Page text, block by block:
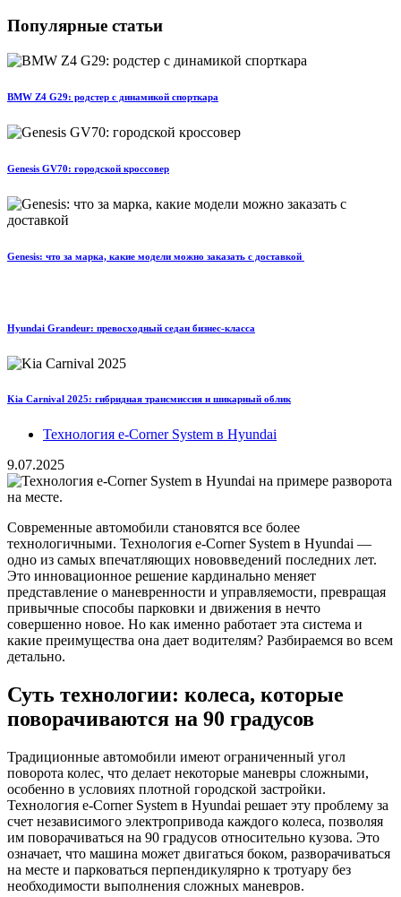
Популярные статьи
BMW Z4 G29: родстер с динамикой спорткара
Genesis GV70: городской кроссовер
Genesis: что за марка, какие модели можно заказать с доставкой
Hyundai Grandeur: превосходный седан бизнес-класса
Kia Carnival 2025: гибридная трансмиссия и шикарный облик
Технология e-Corner System в Hyundai
9.07.2025
Современные автомобили становятся все более
технологичными. Технология e-Corner System в Hyundai —
одно из самых впечатляющих нововведений последних лет.
Это инновационное решение кардинально меняет
представление о маневренности и управляемости, превращая
привычные способы парковки и движения в нечто
совершенно новое. Но как именно работает эта система и
какие преимущества она дает водителям? Разбираемся во всем
детально.
Суть технологии: колеса, которые
поворачиваются на 90 градусов
Традиционные автомобили имеют ограниченный угол
поворота колес, что делает некоторые маневры сложными,
особенно в условиях плотной городской застройки.
Технология e-Corner System в Hyundai решает эту проблему за
счет независимого электропривода каждого колеса, позволяя
им поворачиваться на 90 градусов относительно кузова. Это
означает, что машина может двигаться боком, разворачиваться
на месте и парковаться перпендикулярно к тротуару без
необходимости выполнения сложных маневров.